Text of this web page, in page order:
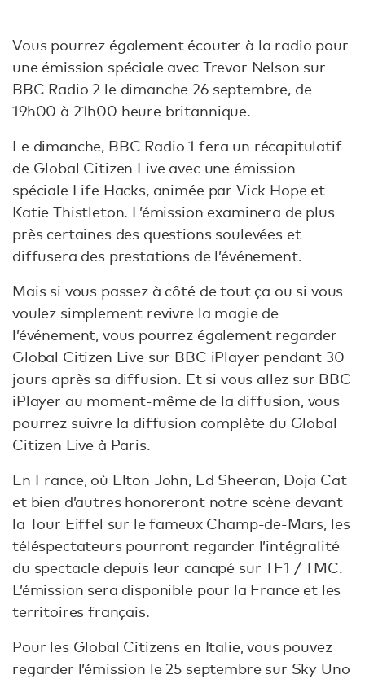
Vous pourrez également écouter à la radio pour
une émission spéciale avec Trevor Nelson sur
BBC Radio 2 le dimanche 26 septembre, de
19h00 à 21h00 heure britannique.
Le dimanche, BBC Radio 1 fera un récapitulatif
de Global Citizen Live avec une émission
spéciale Life Hacks, animée par Vick Hope et
Katie Thistleton. L’émission examinera de plus
près certaines des questions soulevées et
diffusera des prestations de l’événement.
Mais si vous passez à côté de tout ça ou si vous
voulez simplement revivre la magie de
l’événement, vous pourrez également regarder
Global Citizen Live sur BBC iPlayer pendant 30
jours après sa diffusion. Et si vous allez sur BBC
iPlayer au moment-même de la diffusion, vous
pourrez suivre la diffusion complète du Global
Citizen Live à Paris.
En France, où Elton John, Ed Sheeran, Doja Cat
et bien d’autres honoreront notre scène devant
la Tour Eiffel sur le fameux Champ-de-Mars, les
téléspectateurs pourront regarder l’intégralité
du spectacle depuis leur canapé sur TF1 / TMC.
L’émission sera disponible pour la France et les
territoires français.
Pour les Global Citizens en Italie, vous pouvez
regarder l’émission le 25 septembre sur Sky Uno